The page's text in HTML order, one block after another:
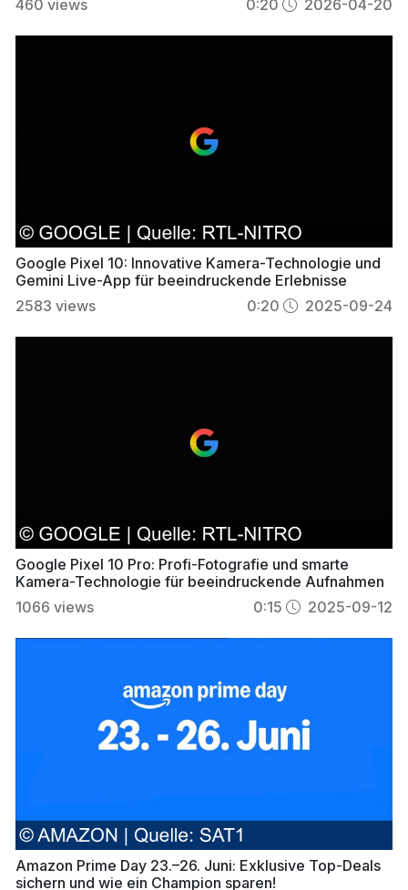
460 views 0:20 2026-04-20
Google Pixel 10: Innovative Kamera-Technologie und
Gemini Live-App für beeindruckende Erlebnisse
2583 views 0:20 2025-09-24
Google Pixel 10 Pro: Profi-Fotografie und smarte
Kamera-Technologie für beeindruckende Aufnahmen
1066 views 0:15 2025-09-12
Amazon Prime Day 23.–26. Juni: Exklusive Top-Deals
sichern und wie ein Champion sparen!